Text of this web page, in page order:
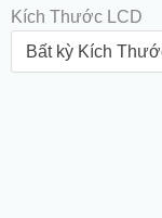
Kích Thước LCD